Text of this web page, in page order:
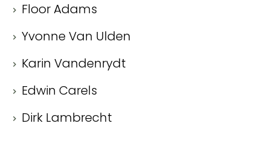
Floor Adams
Yvonne Van Ulden
Karin Vandenrydt
Edwin Carels
Dirk Lambrecht